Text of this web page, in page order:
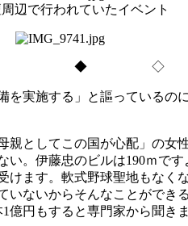
辺で行われていたイベント
◆ ◇
実施する」と謳っているの
としてこの国が心配」の
。伊藤忠のビルは190ｍで
けます。軟式野球聖地もな
ないからそんなことがで
円もすると専門家から聞き